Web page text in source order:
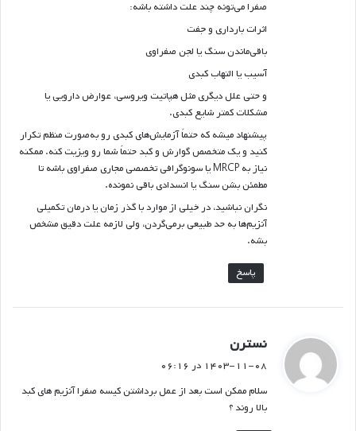
صفرا می‌تونه چند علت داشته باشه:
اثرات بارداری و جفت
باقی‌ماندن سنگ یا لجن صفراوی
آسیب یا التهاب کبدی
و حتی علل دیگری مثل هپاتیت ویروسی، عوارض دارویی یا
مشکلات کمتر شایع کبدی.
پیشنهاد میشه که حتماً آزمایش‌های کبدی رو به‌صورت منظم تکرار
کنید و یک متخصص گوارش و کبد حتماً شما رو ویزیت کنه. ممکنه
نیاز به MRCP یا سونوگرافی تخصصی مجاری صفراوی باشه تا
مطمئن بشن سنگ یا انسدادی باقی نمونده.
نگران نباشید، در خیلی از موارد با گذر زمان یا درمان تکمیلی
آنزیم‌ها به حد طبیعی برمی‌گردن، ولی لازمه علت دقیق مشخص
بشه.
پاسخ
نسترن
ف
:
۱۴۰۳-۱۱-۰۸ در ۰۶:۱۶
سلام ممکن است بعد از عمل برداشتن کیسه صفرا آنزیم های کبد
بالا روند ؟